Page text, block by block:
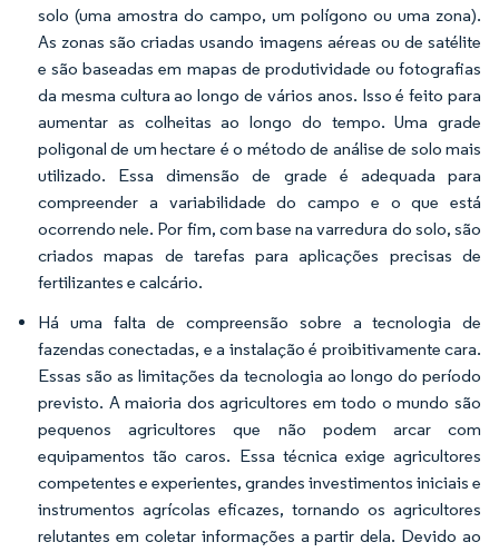
solo (uma amostra do campo, um polígono ou uma zona).
As zonas são criadas usando imagens aéreas ou de satélite
e são baseadas em mapas de produtividade ou fotografias
da mesma cultura ao longo de vários anos. Isso é feito para
aumentar as colheitas ao longo do tempo. Uma grade
poligonal de um hectare é o método de análise de solo mais
utilizado. Essa dimensão de grade é adequada para
compreender a variabilidade do campo e o que está
ocorrendo nele. Por fim, com base na varredura do solo, são
criados mapas de tarefas para aplicações precisas de
fertilizantes e calcário.
Há uma falta de compreensão sobre a tecnologia de
fazendas conectadas, e a instalação é proibitivamente cara.
Essas são as limitações da tecnologia ao longo do período
previsto. A maioria dos agricultores em todo o mundo são
pequenos agricultores que não podem arcar com
equipamentos tão caros. Essa técnica exige agricultores
competentes e experientes, grandes investimentos iniciais e
instrumentos agrícolas eficazes, tornando os agricultores
relutantes em coletar informações a partir dela. Devido ao